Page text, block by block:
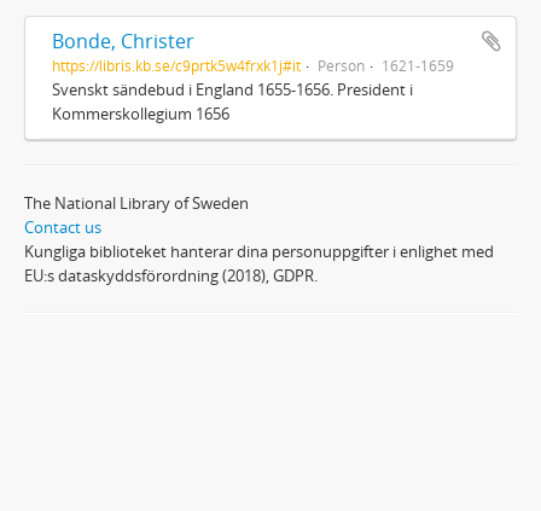
Bonde, Christer
https://libris.kb.se/c9prtk5w4frxk1j#it Person 1621-1659
Svenskt sändebud i England 1655-1656. President i
Kommerskollegium 1656
The National Library of Sweden
Contact us
Kungliga biblioteket hanterar dina personuppgifter i enlighet med
EU:s dataskyddsförordning (2018), GDPR.